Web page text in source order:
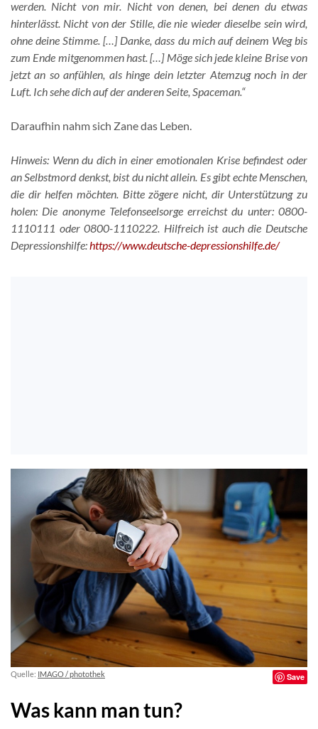
werden. Nicht von mir. Nicht von denen, bei denen du etwas
hinterlässt. Nicht von der Stille, die nie wieder dieselbe sein wird,
ohne deine Stimme. […] Danke, dass du mich auf deinem Weg bis
zum Ende mitgenommen hast. […] Möge sich jede kleine Brise von
jetzt an so anfühlen, als hinge dein letzter Atemzug noch in der
Luft. Ich sehe dich auf der anderen Seite, Spaceman.“
Daraufhin nahm sich Zane das Leben.
Hinweis: Wenn du dich in einer emotionalen Krise befindest oder
an Selbstmord denkst, bist du nicht allein. Es gibt echte Menschen,
die dir helfen möchten. Bitte zögere nicht, dir Unterstützung zu
holen: Die anonyme Telefonseelsorge erreichst du unter: 0800-
1110111 oder 0800-1110222. Hilfreich ist auch die Deutsche
Depressionshilfe:https://www.deutsche-depressionshilfe.de/
Quelle: IMAGO / photothek Save
Was kann man tun?